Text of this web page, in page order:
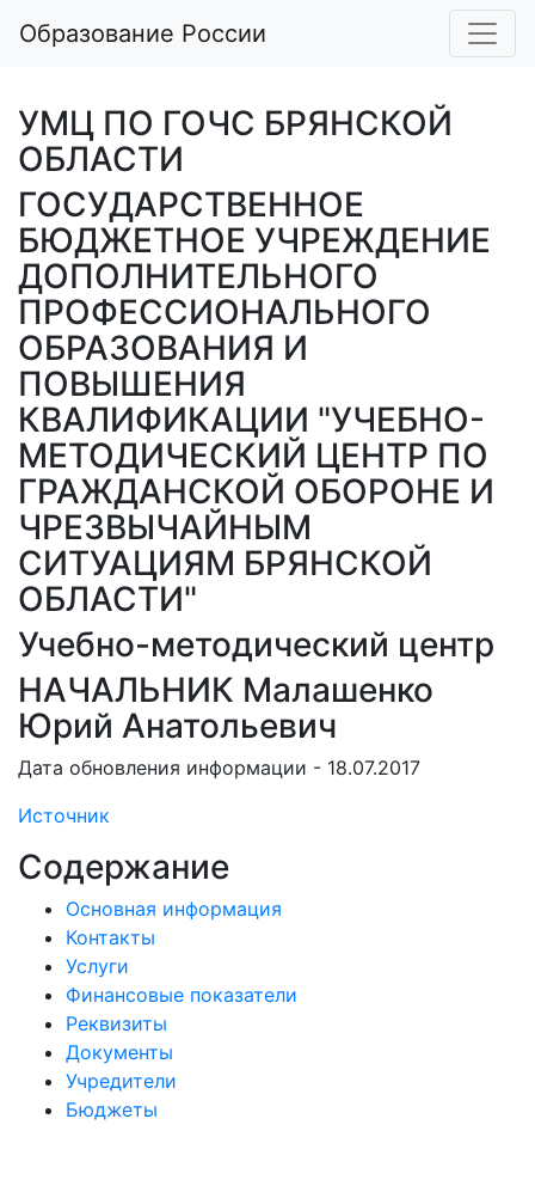
Образование России
УМЦ ПО ГОЧС БРЯНСКОЙ
ОБЛАСТИ
ГОСУДАРСТВЕННОЕ
БЮДЖЕТНОЕ УЧРЕЖДЕНИЕ
ДОПОЛНИТЕЛЬНОГО
ПРОФЕССИОНАЛЬНОГО
ОБРАЗОВАНИЯ И
ПОВЫШЕНИЯ
КВАЛИФИКАЦИИ "УЧЕБНО-
МЕТОДИЧЕСКИЙ ЦЕНТР ПО
ГРАЖДАНСКОЙ ОБОРОНЕ И
ЧРЕЗВЫЧАЙНЫМ
СИТУАЦИЯМ БРЯНСКОЙ
ОБЛАСТИ"
Учебно-методический центр
НАЧАЛЬНИК Малашенко
Юрий Анатольевич
Дата обновления информации - 18.07.2017
Источник
Содержание
Основная информация
Контакты
Услуги
Финансовые показатели
Реквизиты
Документы
Учредители
Бюджеты